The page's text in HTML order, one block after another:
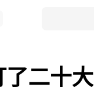
二十大